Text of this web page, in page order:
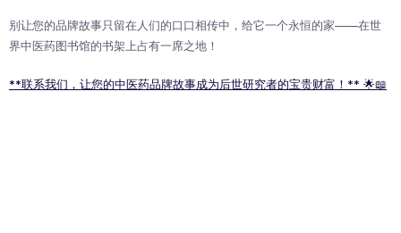
别让您的品牌故事只留在人们的口口相传中，给它一个永恒的家——在世
界中医药图书馆的书架上占有一席之地！
**联系我们，让您的中医药品牌故事成为后世研究者的宝贵财富！** 🌟📖